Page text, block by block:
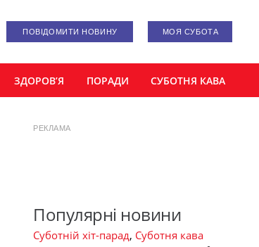
ПОВІДОМИТИ НОВИНУ МОЯ СУБОТА
ЗДОРОВ’Я ПОРАДИ СУБОТНЯ КАВА
РЕКЛАМА
Популярні новини
Суботній хіт-парад, Суботня кава